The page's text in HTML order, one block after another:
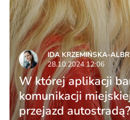
IDA KRZEMIŃSKA-
28.10.2024 12:06
W której aplikacji
komunikacji
przejazd